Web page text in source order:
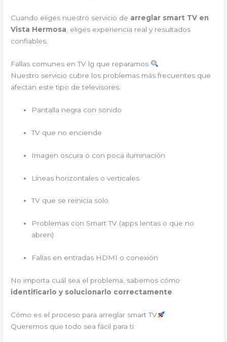
Cuando eliges nuestro servicio de arreglar smart TV en
Vista Hermosa , eliges experiencia real y resultados
confiables.
Fallas comunes en TV lg que reparamos
Nuestro servicio cubre los problemas más frecuentes que
afectan este tipo de televisores:
Pantalla negra con sonido
TV que no enciende
Imagen oscura o con poca iluminación
Líneas horizontales o verticales
TV que se reinicia solo
Problemas con Smart TV (apps lentas o que no
abren)
Fallas en entradas HDMI o conexión
No importa cuál sea el problema, sabemos cómo
identificarlo y solucionarlo correctamente
Cómo es el proceso para arreglar smart TV
Queremos que todo sea fácil para ti: